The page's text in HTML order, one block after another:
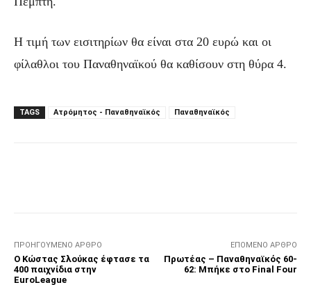
Η τιμή των εισιτηρίων θα είναι στα 20 ευρώ και οι
φίλαθλοι του Παναθηναϊκού θα καθίσουν στη θύρα 4.
TAGS Ατρόμητος - Παναθηναϊκός Παναθηναϊκός
ΠΡΟΗΓΟΎΜΕΝΟ ΆΡΘΡΟ
Ο Κώστας Σλούκας έφτασε τα
400 παιχνίδια στην
EuroLeague
ΕΠΌΜΕΝΟ ΆΡΘΡΟ
Πρωτέας – Παναθηναϊκός 60-
62: Μπήκε στο Final Four